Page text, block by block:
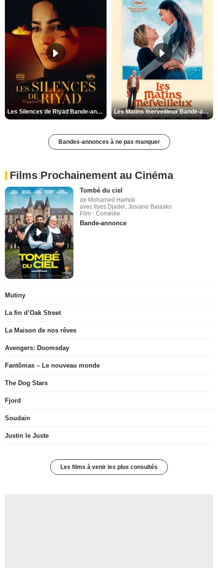
Les Silences de Riyad Bande-annonce VO STFR Les Matins merveilleux Bande-annonce VF
Bandes-annonces à ne pas manquer
Films Prochainement au Cinéma
Tombé du ciel
de Mohamed Hamidi
avec Ilyes Djadel, Josiane Balasko
Film - Comédie
Bande-annonce
Mutiny
La fin d’Oak Street
La Maison de nos rêves
Avengers: Doomsday
Fantômas – Le nouveau monde
The Dog Stars
Fjord
Soudain
Justin le Juste
Les films à venir les plus consultés